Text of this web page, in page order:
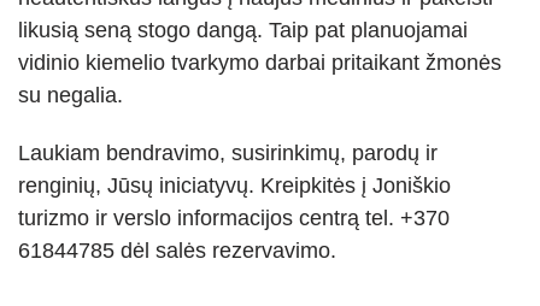
likusią seną stogo dangą. Taip pat planuojamai
vidinio kiemelio tvarkymo darbai pritaikant žmonės
su negalia.
Laukiam bendravimo, susirinkimų, parodų ir
renginių, Jūsų iniciatyvų. Kreipkitės į Joniškio
turizmo ir verslo informacijos centrą tel. +370
61844785 dėl salės rezervavimo.